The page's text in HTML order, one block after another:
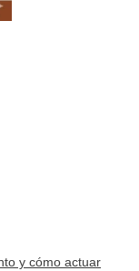
y cómo actuar